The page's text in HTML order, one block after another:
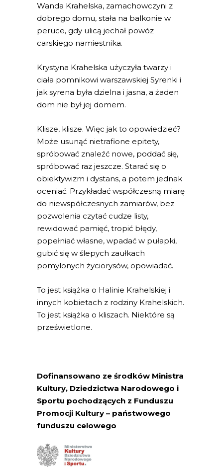
Wanda Krahelska, zamachowczyni z
dobrego domu, stała na balkonie w
peruce, gdy ulicą jechał powóz
carskiego namiestnika.
Krystyna Krahelska użyczyła twarzy i
ciała pomnikowi warszawskiej Syrenki i
jak syrena była dzielna i jasna, a żaden
dom nie był jej domem.
Klisze, klisze. Więc jak to opowiedzieć?
Może usunąć nietrafione epitety,
spróbować znaleźć nowe, poddać się,
spróbować raz jeszcze. Starać się o
obiektywizm i dystans, a potem jednak
oceniać. Przykładać współczesną miarę
do niewspółczesnych zamiarów, bez
pozwolenia czytać cudze listy,
rewidować pamięć, tropić błędy,
popełniać własne, wpadać w pułapki,
gubić się w ślepych zaułkach
pomylonych życiorysów, opowiadać.
To jest książka o Halinie Krahelskiej i
innych kobietach z rodziny Krahelskich.
To jest książka o kliszach. Niektóre są
prześwietlone.
Dofinansowano ze środków Ministra
Kultury, Dziedzictwa Narodowego i
Sportu pochodzących z Funduszu
Promocji Kultury – państwowego
funduszu celowego